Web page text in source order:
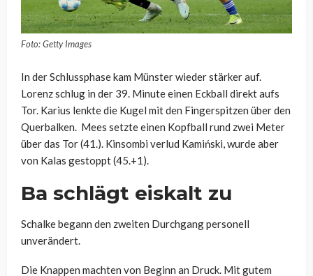
Foto: Getty Images
In der Schlussphase kam Münster wieder stärker auf.
Lorenz schlug in der 39. Minute einen Eckball direkt aufs
Tor. Karius lenkte die Kugel mit den Fingerspitzen über den
Querbalken. Mees setzte einen Kopfball rund zwei Meter
über das Tor (41.). Kinsombi verlud Kamiński, wurde aber
von Kalas gestoppt (45.+1).
Ba schlägt eiskalt zu
Schalke begann den zweiten Durchgang personell
unverändert.
Die Knappen machten von Beginn an Druck. Mit gutem